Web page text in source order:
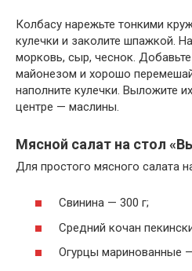
Колбасу нарежьте тонкими
кулечки и заколите шпажкой.
морковь, сыр, чеснок. Добавьте
майонезом и хорошо
наполните кулечки. Выложите
центре — маслины.
Мясной салат на стол
Для простого мясного салата
Свинина — 300 г;
Средний кочан
Огурцы маринованные